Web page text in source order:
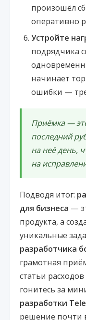
произошёл
оперативно
Устройте
подрядчика
начинает
ошибки —
Приёмка —
последний
на неё день,
на
Подводя итог:
для бизнеса —
продукта, а
уникальные
разработчика
грамотная
статьи
гонитесь за
разработки
решение почти